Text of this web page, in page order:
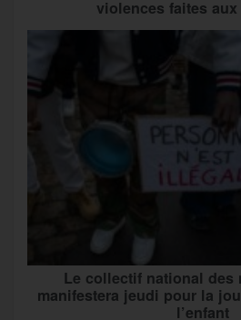
violences faites aux
Le collectif national des
manifestera jeudi pour la
l’enfant